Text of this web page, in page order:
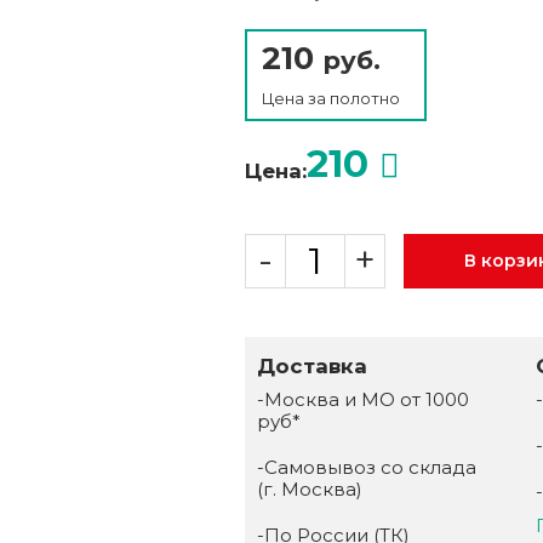
210 руб.
Цена за полотно
Цена:210
- + В
Доставка
-Москва и МО от 1000
руб*
-Самовывоз со склада
(г. Москва)
-По России (ТК)